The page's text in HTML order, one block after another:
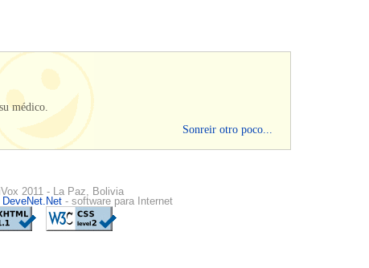
médico.
Sonreir otro poco...
2011 - La Paz, Bolivia
DeveNet.Net - software para Internet